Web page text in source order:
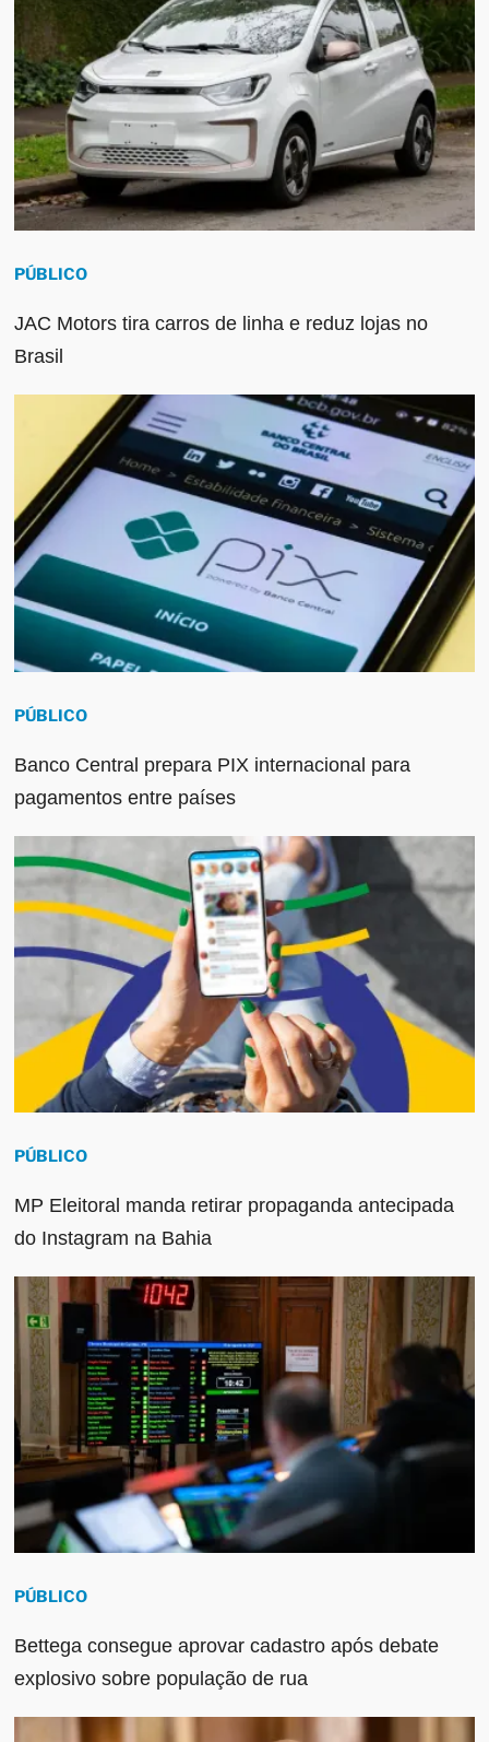
PÚBLICO
JAC Motors tira carros de linha e reduz lojas no
Brasil
PÚBLICO
Banco Central prepara PIX internacional para
pagamentos entre países
PÚBLICO
MP Eleitoral manda retirar propaganda antecipada
do Instagram na Bahia
PÚBLICO
Bettega consegue aprovar cadastro após debate
explosivo sobre população de rua